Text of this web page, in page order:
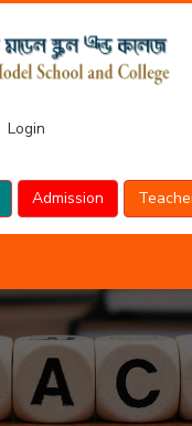
Login
Admission